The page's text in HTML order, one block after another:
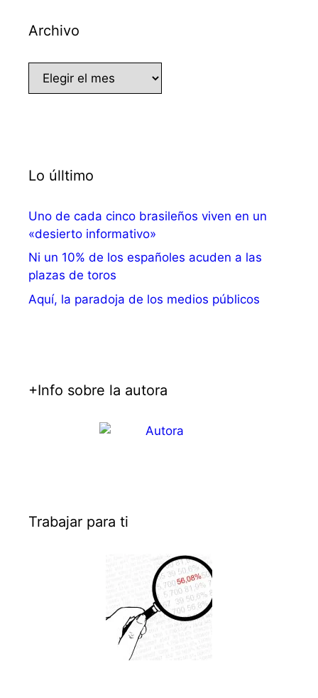
Archivo
Archivo
Lo úlltimo
Uno de cada cinco brasileños viven en un
«desierto informativo»
Ni un 10% de los españoles acuden a las
plazas de toros
Aquí, la paradoja de los medios públicos
+Info sobre la autora
Trabajar para ti